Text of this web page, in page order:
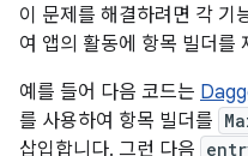
이 문제를 해결하려면 각 기
여 앱의 활동에 항목 빌더를
예를 들어 다음 코드는
를 사용하여 항목 빌더를
삽입합니다. 그런 다음